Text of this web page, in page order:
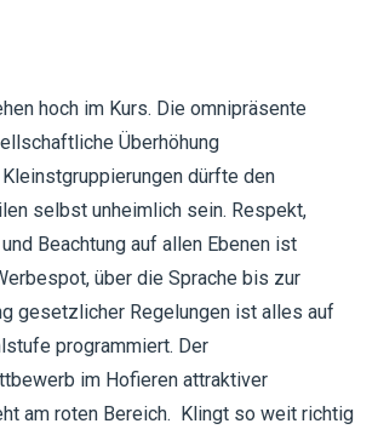
hoch im Kurs. Die omnipräsente
Überhöhung
dürfte den
selbst unheimlich sein. Respekt,
Beachtung auf allen Ebenen ist
über die Sprache bis zur
gesetzlicher Regelungen ist alles auf
programmiert. Der
im Hofieren attraktiver
am roten Bereich. Klingt so weit richtig